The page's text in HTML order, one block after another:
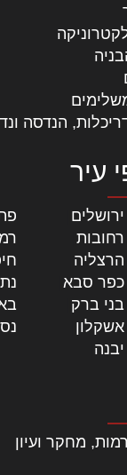
הנדסה
עיר
ירושלים
רחובות
הרצליה
כפר סבא
בני ברק
אשקלון
יבנה
מחקר ועיון